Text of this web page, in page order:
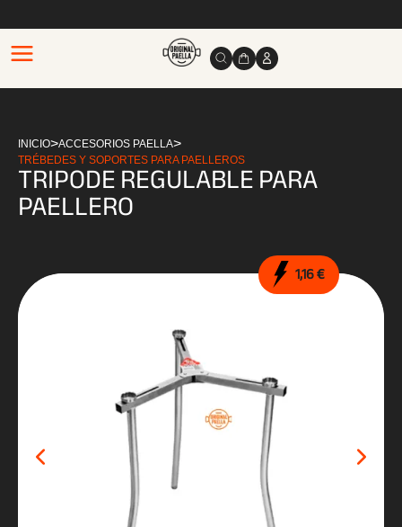
INICIO>ACCESORIOS PAELLA>
TRÉBEDES Y SOPORTES PARA PAELLEROS
TRIPODE REGULABLE PARA
PAELLERO
1,16 €